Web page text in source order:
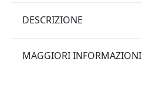
DESCRIZIONE
MAGGIORI INFORMAZIONI